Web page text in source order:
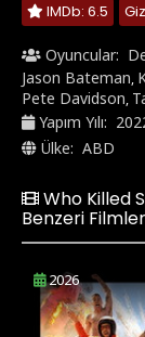
IMDb: 6.5
Oyuncular:
Jason Bateman,
Pete Davidson,
Yapım Yılı:
Ülke: ABD
Who Killed
Benzeri Filmler
2026